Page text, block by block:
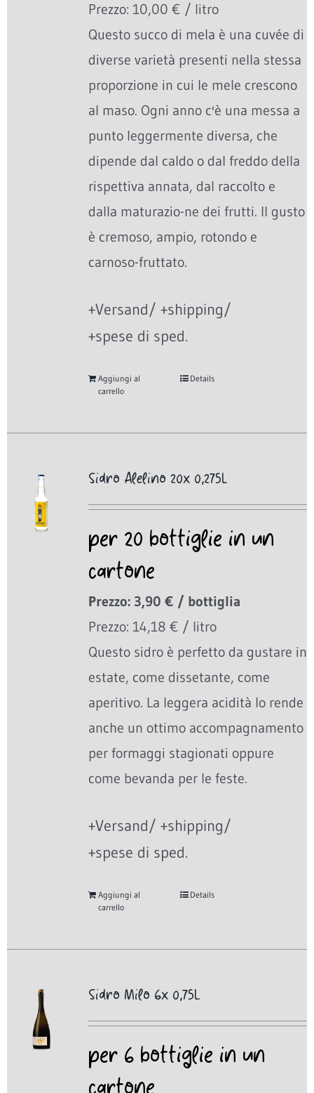
Prezzo: 10,00 € / litro
Questo succo di mela è una cuvée di
diverse varietà presenti nella stessa
proporzione in cui le mele crescono
al maso. Ogni anno c'è una messa a
punto leggermente diversa, che
dipende dal caldo o dal freddo della
rispettiva annata, dal raccolto e
dalla maturazio-ne dei frutti. Il gusto
è cremoso, ampio, rotondo e
carnoso-fruttato.
+Versand/ +shipping/
+spese di sped.
Aggiungi al
carrello
Details
Sidro Alelino 20x 0,275L
per 20 bottiglie in un
cartone
Prezzo: 3,90 € / bottiglia
Prezzo: 14,18 € / litro
Questo sidro è perfetto da gustare in
estate, come dissetante, come
aperitivo. La leggera acidità lo rende
anche un ottimo accompagnamento
per formaggi stagionati oppure
come bevanda per le feste.
+Versand/ +shipping/
+spese di sped.
Aggiungi al
carrello
Details
Sidro Milo 6x 0,75L
per 6 bottiglie in un